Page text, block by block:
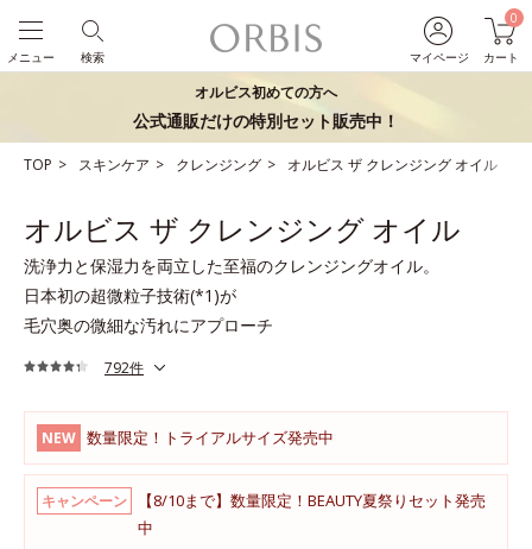
マイページ
0
カート
検索
メニュー
オルビス初めての方へ
公式通販だけの特別セット販売中！
TOP スキンケア クレンジング オルビス ザ クレンジング オイル
オルビス ザ クレンジング オイル
洗浄力と保湿力を両立した至福のクレンジングオイル。
日本初の超微粒子技術(*1)が
毛穴奥の微細な汚れにアプローチ
792件
NEW 数量限定！トライアルサイズ発売中
キャンペーン
【8/10まで】数量限定！BEAUTY夏祭りセット発売
中